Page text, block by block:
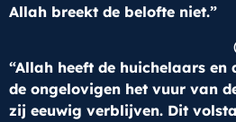
Allah breekt de belofte niet.”
“Allah heeft de huichelaars en
de ongelovigen het vuur van
zij eeuwig verblijven. Dit